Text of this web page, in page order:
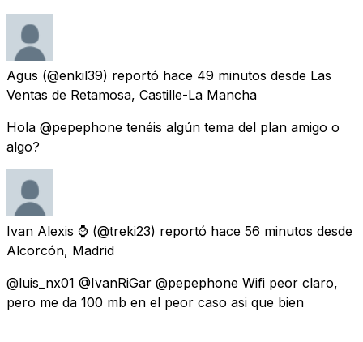
Agus (@enkil39) reportó hace 49 minutos desde Las
Ventas de Retamosa, Castille-La Mancha
Hola @pepephone tenéis algún tema del plan amigo o
algo?
Ivan Alexis ⌚️ (@treki23) reportó hace 56 minutos desde
Alcorcón, Madrid
@luis_nx01 @IvanRiGar @pepephone Wifi peor claro,
pero me da 100 mb en el peor caso asi que bien